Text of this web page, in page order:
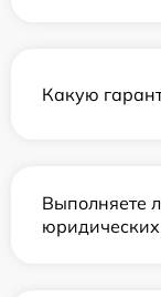
Какую
Выполняете